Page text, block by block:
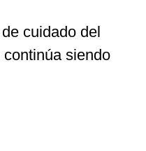
cuidado del
siendo